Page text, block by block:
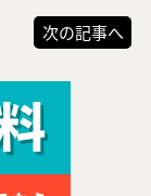
次の記事へ